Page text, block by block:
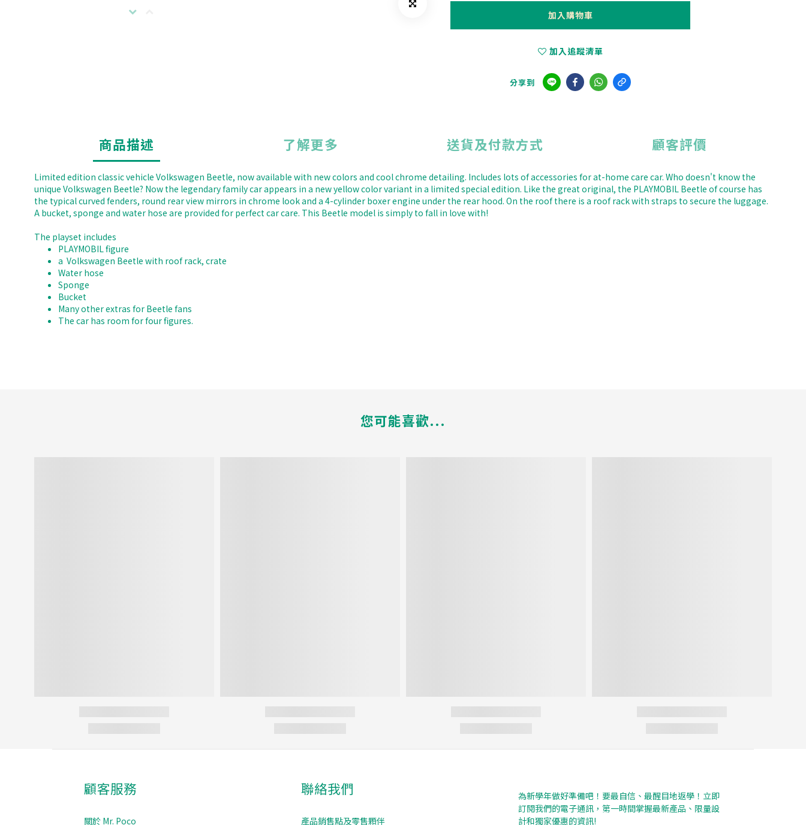
加入購物車
加入追蹤清單
分享到
商品描述 了解更多 送貨及付款方式 顧客評價
Limited edition classic vehicle Volkswagen Beetle, now available with new colors and cool chrome detailing. Includes lots of accessories for at-home care car. Who doesn't know the
unique Volkswagen Beetle? Now the legendary family car appears in a new yellow color variant in a limited special edition. Like the great original, the PLAYMOBIL Beetle of course has
the typical curved fenders, round rear view mirrors in chrome look and a 4-cylinder boxer engine under the rear hood. On the roof there is a roof rack with straps to secure the luggage.
A bucket, sponge and water hose are provided for perfect car care. This Beetle model is simply to fall in love with!
The playset includes
PLAYMOBIL figure
a Volkswagen Beetle with roof rack, crate
Water hose
Sponge
Bucket
Many other extras for Beetle fans
The car has room for four figures.
您可能喜歡...
顧客服務
關於 Mr. Poco
聯絡我們
產品銷售點及零售顆伴
為新學年做好準備吧！要最自信、最醒目地返學！立即
訂閱我們的電子通訊，第一時間掌握最新產品、限量設
計和獨家優惠的資訊!